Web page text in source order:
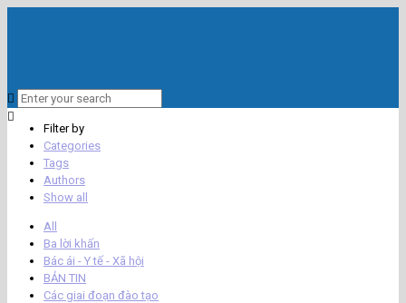
Filter by
Categories
Tags
Authors
Show all
All
Ba lời khấn
Bác ái - Y tế - Xã hội
BẢN TIN
Các giai đoạn đào tạo